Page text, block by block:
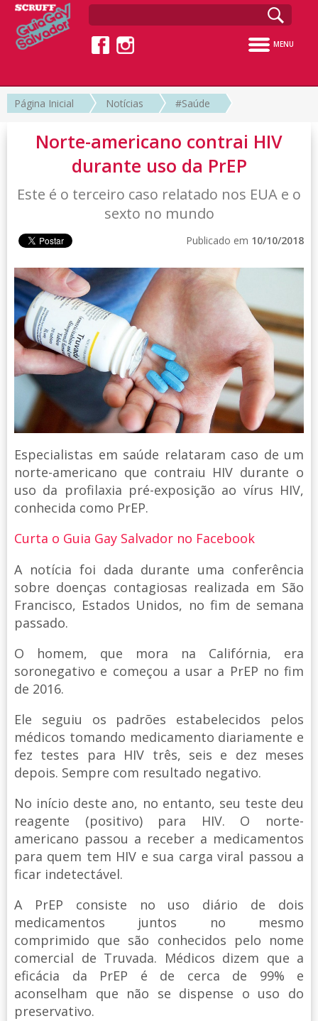
MENU
Página Inicial Notícias #Saúde
Norte-americano contrai HIV
durante uso da PrEP
Este é o terceiro caso relatado nos EUA e o
sexto no mundo
Publicado em 10/10/2018
Especialistas em saúde relataram caso de um
norte-americano que contraiu HIV durante o
uso da profilaxia pré-exposição ao vírus HIV,
conhecida como PrEP.
Curta o Guia Gay Salvador no Facebook
A notícia foi dada durante uma conferência
sobre doenças contagiosas realizada em São
Francisco, Estados Unidos, no fim de semana
passado.
O homem, que mora na Califórnia, era
soronegativo e começou a usar a PrEP no fim
de 2016.
Ele seguiu os padrões estabelecidos pelos
médicos tomando medicamento diariamente e
fez testes para HIV três, seis e dez meses
depois. Sempre com resultado negativo.
No início deste ano, no entanto, seu teste deu
reagente (positivo) para HIV. O norte-
americano passou a receber a medicamentos
para quem tem HIV e sua carga viral passou a
ficar indetectável.
A PrEP consiste no uso diário de dois
medicamentos juntos no mesmo
comprimido que são conhecidos pelo nome
comercial de Truvada. Médicos dizem que a
eficácia da PrEP é de cerca de 99% e
aconselham que não se dispense o uso do
preservativo.